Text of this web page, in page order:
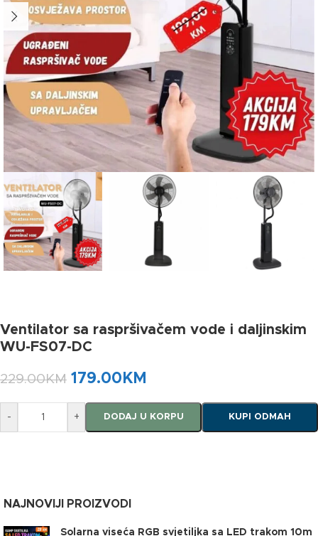
Ventilator sa raspršivačem vode i daljinskim
WU-FS07-DC
229.00KM 179.00 KM
- + DODAJ U KORPU KUPI ODMAH
NAJNOVIJI PROIZVODI
Solarna viseća RGB svjetiljka sa LED trakom 10m